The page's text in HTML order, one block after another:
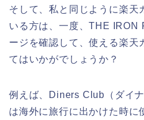
そして、私と同じように楽天
いる方は、一度、THE IRON
ージを確認して、使える楽天
てはいかがでしょうか？
例えば、Diners Club（ダイ
は海外に旅行に出かけた時に